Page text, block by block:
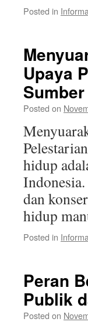
Posted in
Upaya
Posted on
hidup
dan
hidup
Posted in
Peran
Publik
Posted on